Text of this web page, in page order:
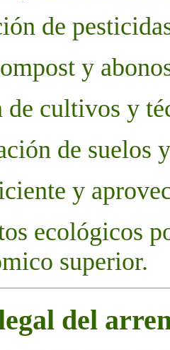
de
y
de cultivos y
de suelos
y
ecológicos
superior.
del